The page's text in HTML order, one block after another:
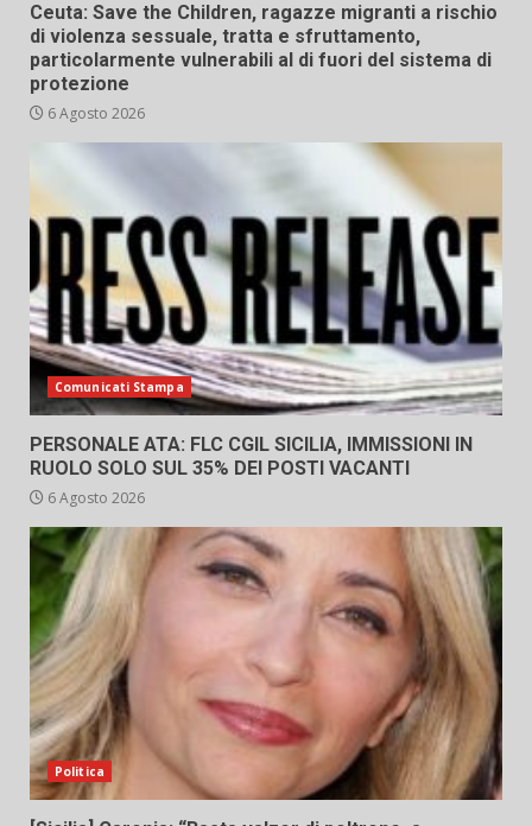
Ceuta: Save the Children, ragazze migranti a rischio
di violenza sessuale, tratta e sfruttamento,
particolarmente vulnerabili al di fuori del sistema di
protezione
6 Agosto 2026
Comunicati Stampa
PERSONALE ATA: FLC CGIL SICILIA, IMMISSIONI IN
RUOLO SOLO SUL 35% DEI POSTI VACANTI
6 Agosto 2026
Politica